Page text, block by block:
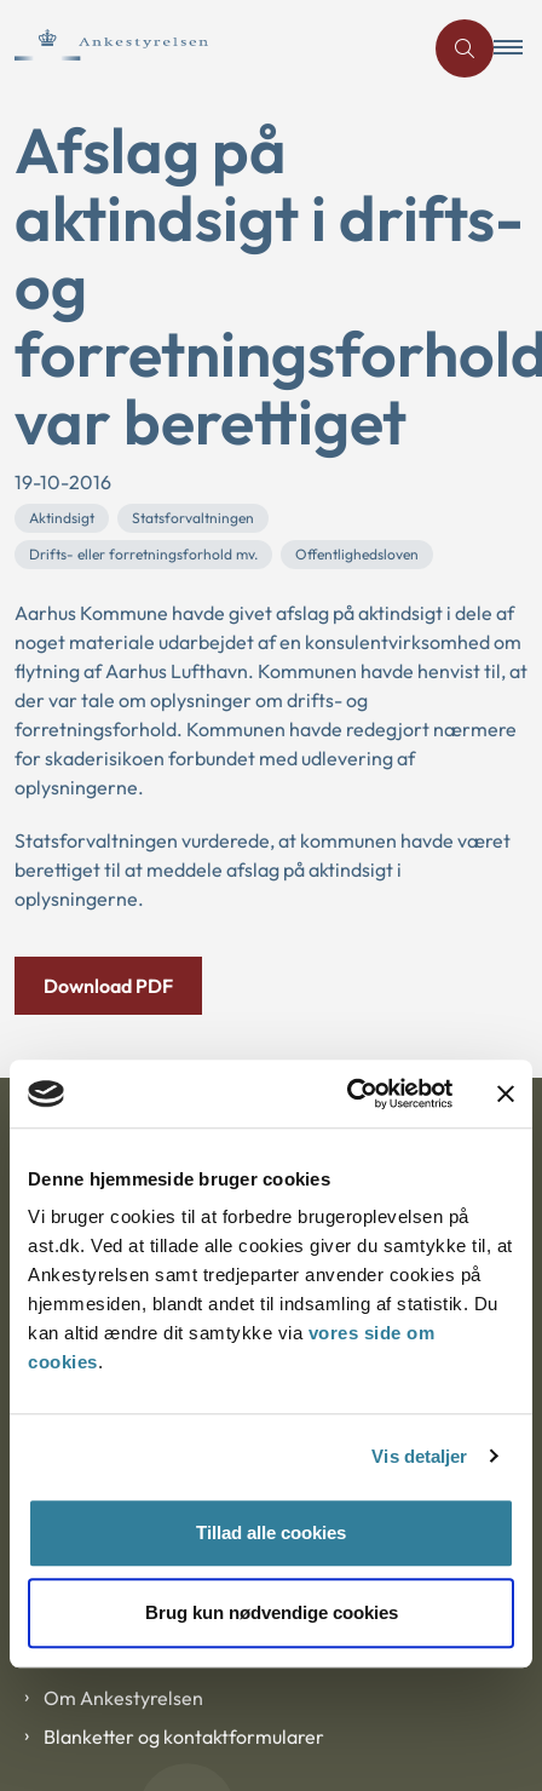
Denne hjemmeside bruger cookies
Vi bruger cookies til at forbedre brugeroplevelsen på
ast.dk. Ved at tillade alle cookies giver du samtykke til, at
Ankestyrelsen samt tredjeparter anvender cookies på
hjemmesiden, blandt andet til indsamling af statistik. Du
kan altid ændre dit samtykke via vores side om
cookies.
Vis detaljer
Tillad alle cookies
Brug kun nødvendige cookies
Afslag på
aktindsigt i drifts-
og
var berettiget
19-10-2016
Aktindsigt
Statsforvaltningen
Drifts- eller forretningsforhold mv.
Offentlighedsloven
Aarhus Kommune havde givet afslag på aktindsigt i dele af
noget materiale udarbejdet af en konsulentvirksomhed om
flytning af Aarhus Lufthavn. Kommunen havde henvist til, at
der var tale om oplysninger om drifts- og
forretningsforhold. Kommunen havde redegjort nærmere
for skaderisikoen forbundet med udlevering af
oplysningerne.
Statsforvaltningen vurderede, at kommunen havde været
berettiget til at meddele afslag på aktindsigt i
oplysningerne.
Download PDF
Ankestyrelsen
Postadresse:
Nytorv 7, 2. sal
9000 Aalborg
Ankestyrelsen Aalborg
EAN: 57 98 000 35 48 21
Om Ankestyrelsen
Om Ankestyrelsen
Blanketter og kontaktformularer